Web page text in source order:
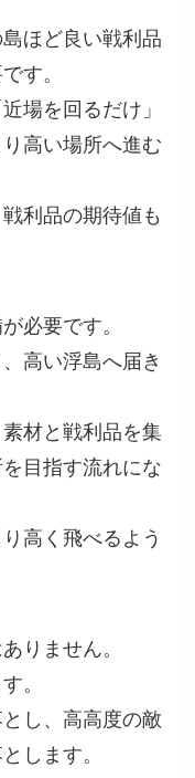
ほど良い戦利品
す。
場を回るだけ」
高い場所へ進む
利品の期待値も
必要です。
高い浮島へ届き
材と戦利品を集
目指す流れにな
高く飛べるよう
りません。
。
し、高高度の敵
します。